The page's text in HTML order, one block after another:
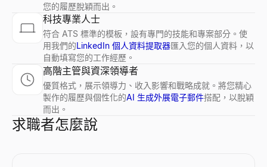
您的履歷脫穎而出。
科技專業人士
符合 ATS 標準的模板，設有專門的技能和專案部分。使
用我們的LinkedIn 個人資料提取器匯入您的個人資料，以
自動填寫您的工作經歷。
高階主管與資深領導者
優質格式，展示領導力、收入影響和戰略成就。將您精心
製作的履歷與個性化的AI 生成外展電子郵件搭配，以脫穎
而出。
求職者怎麼說